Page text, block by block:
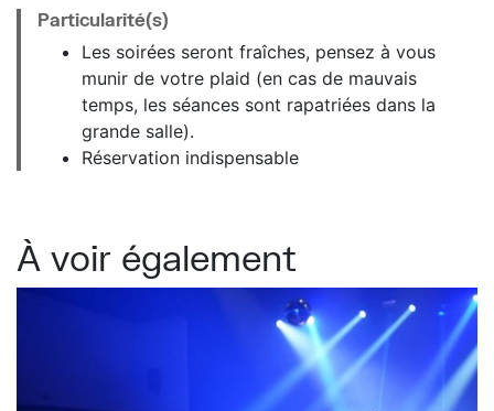
Particularité(s)
Les soirées seront fraîches, pensez à vous
munir de votre plaid (en cas de mauvais
temps, les séances sont rapatriées dans la
grande salle).
Réservation indispensable
À voir également